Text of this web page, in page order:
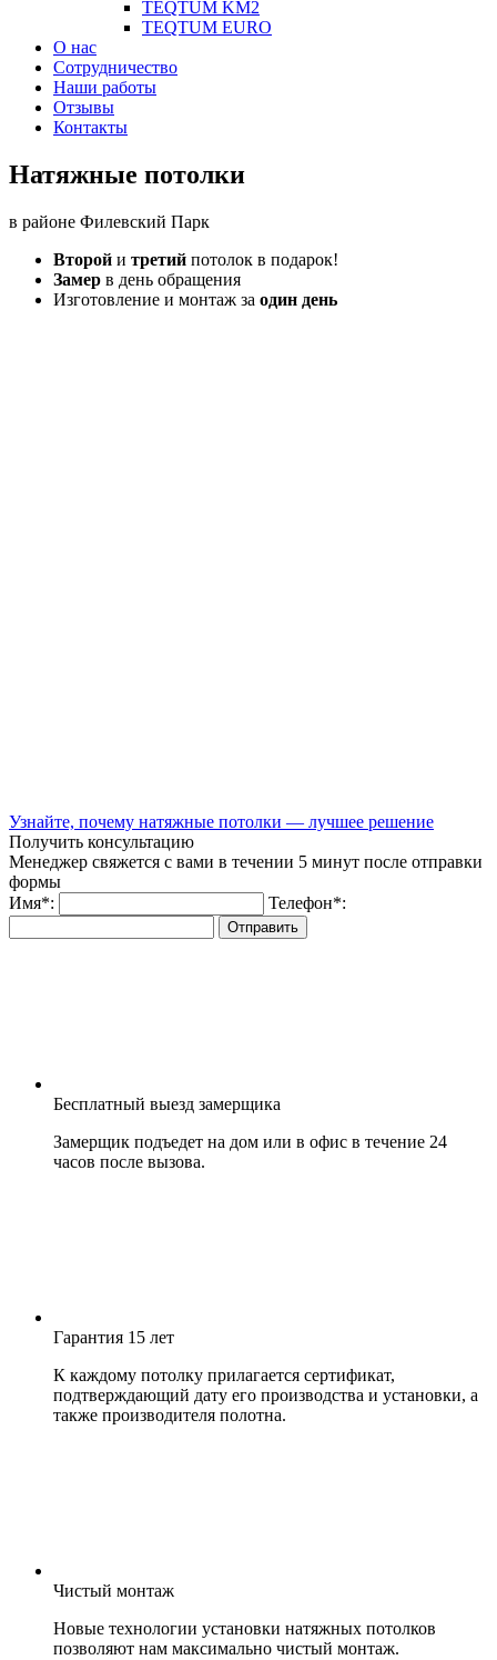
TEQTUM KM2
TEQTUM EURO
О нас
Сотрудничество
Наши работы
Отзывы
Контакты
Натяжные потолки
в районе Филевский Парк
Второй и третий потолок в подарок!
Замер в день обращения
Изготовление и монтаж за один день
Узнайте, почему натяжные потолки — лучшее решение
Получить консультацию
Менеджер свяжется с вами в течении 5 минут после отправки
формы
Имя*: Телефон*:
Отправить
Бесплатный выезд замерщика
Замерщик подъедет на дом или в офис в течение 24
часов после вызова.
Гарантия 15 лет
К каждому потолку прилагается сертификат,
подтверждающий дату его производства и установки, а
также производителя полотна.
Чистый монтаж
Новые технологии установки натяжных потолков
позволяют нам максимально чистый монтаж.